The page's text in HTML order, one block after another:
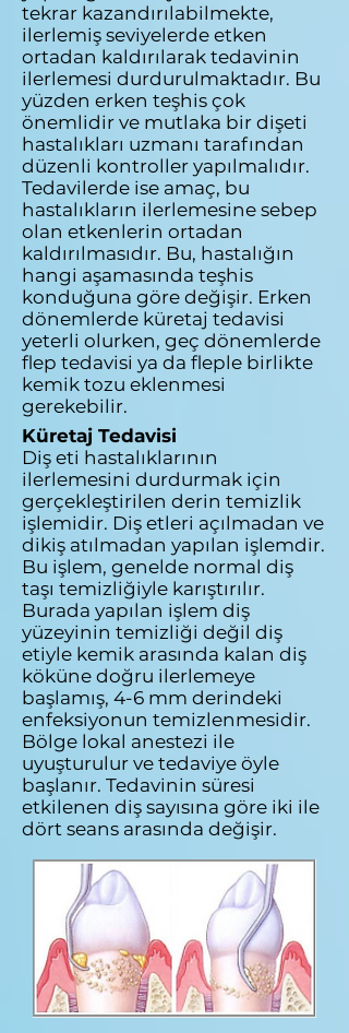
tekrar kazandırılabilmekte,
ilerlemiş seviyelerde etken
ortadan kaldırılarak tedavinin
ilerlemesi durdurulmaktadır. Bu
yüzden erken teşhis çok
önemlidir ve mutlaka bir dişeti
hastalıkları uzmanı tarafından
düzenli kontroller yapılmalıdır.
Tedavilerde ise amaç, bu
hastalıkların ilerlemesine sebep
olan etkenlerin ortadan
kaldırılmasıdır. Bu, hastalığın
hangi aşamasında teşhis
konduğuna göre değişir. Erken
dönemlerde küretaj tedavisi
yeterli olurken, geç dönemlerde
flep tedavisi ya da fleple birlikte
kemik tozu eklenmesi
gerekebilir.
Diş eti hastalıklarının
ilerlemesini durdurmak için
gerçekleştirilen derin temizlik
işlemidir. Diş etleri açılmadan ve
dikiş atılmadan yapılan işlemdir.
Bu işlem, genelde normal diş
taşı temizliğiyle karıştırılır.
Burada yapılan işlem diş
yüzeyinin temizliği değil diş
etiyle kemik arasında kalan diş
köküne doğru ilerlemeye
başlamış, 4-6 mm derindeki
enfeksiyonun temizlenmesidir.
Bölge lokal anestezi ile
uyuşturulur ve tedaviye öyle
başlanır. Tedavinin süresi
etkilenen diş sayısına göre iki ile
dört seans arasında değişir.
Küretaj Tedavisi